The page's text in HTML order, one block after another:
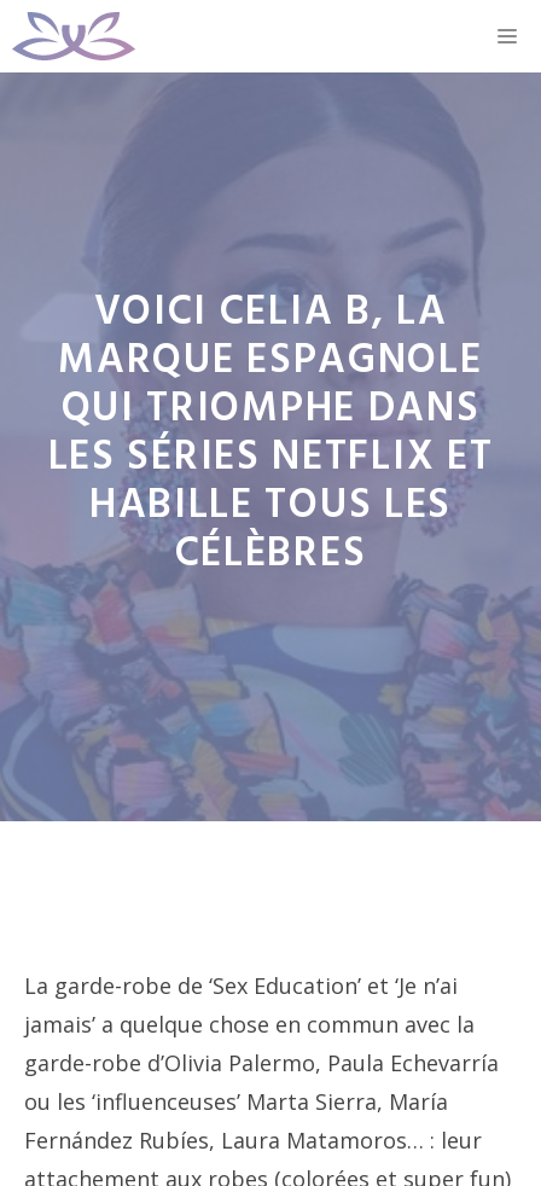
Aller
au
VOICI CELIA B, LA
MARQUE ESPAGNOLE
QUI TRIOMPHE DANS
LES SÉRIES NETFLIX ET
HABILLE TOUS LES
CÉLÈBRES
La garde-robe de ‘Sex Education’ et ‘Je n’ai
jamais’ a quelque chose en commun avec la
garde-robe d’Olivia Palermo, Paula Echevarría
ou les ‘influenceuses’ Marta Sierra, María
Fernández Rubíes, Laura Matamoros… : leur
attachement aux robes (colorées et super fun)